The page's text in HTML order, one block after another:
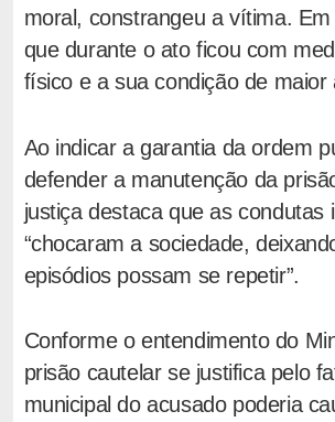
moral, constrangeu a vítima.
que durante o ato ficou com
físico e a sua condição de maior
Ao indicar a garantia da ordem
defender a manutenção da
justiça destaca que as
“chocaram a sociedade,
episódios possam se repetir”.
Conforme o entendimento do
prisão cautelar se justifica pelo
municipal do acusado poderia